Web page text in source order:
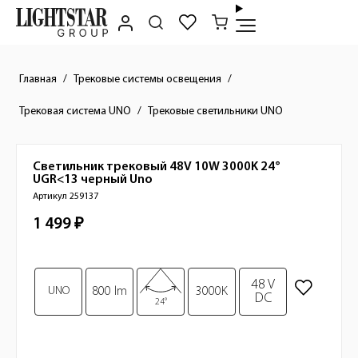
Главная Трековые системы освещения
Трековая система UNO Трековые светильники UNO
Краткое описание товара
Изображения товара
UNO 800 lm
24°
3000K
48 V
DC
Светильник трековый 48V 10W 3000K 24°
UGR<13 черный Uno
Артикул 259137
Стоимость товара
1 499 ₽